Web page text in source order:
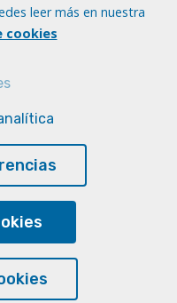
leer más en nuestra
cookies